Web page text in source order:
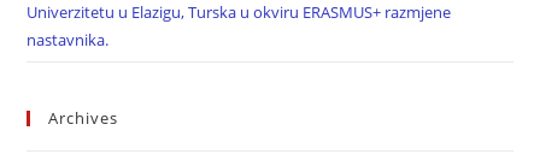
Univerzitetu u Elazigu, Turska u okviru ERASMUS+ razmjene
nastavnika.
Archives